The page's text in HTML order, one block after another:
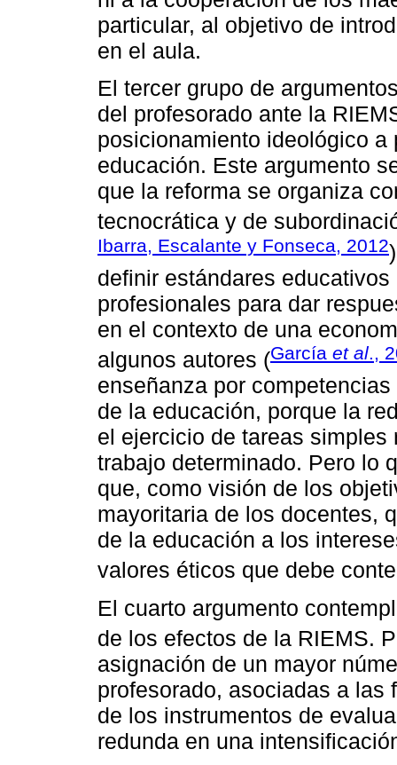
particular, al objetivo de
en el aula.
El tercer grupo de
del profesorado ante la
posicionamiento ideológico
educación. Este argumento
que la reforma se organiza
tecnocrática y de
Ibarra, Escalante y Fonseca, 2012
definir estándares
profesionales para dar
en el contexto de una
algunos autores (García et al.,
enseñanza por
de la educación, porque la
el ejercicio de tareas
trabajo determinado. Pero lo
que, como visión de los
mayoritaria de los docentes,
de la educación a los
valores éticos que debe
El cuarto argumento
de los efectos de la RIEMS.
asignación de un mayor
profesorado, asociadas a las
de los instrumentos de
redunda en una